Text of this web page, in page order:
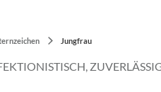
Jungfrau